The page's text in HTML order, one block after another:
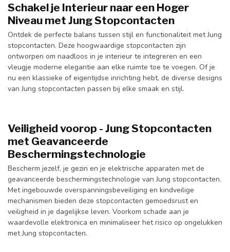
Schakel je Interieur naar een Hoger
Niveau met Jung Stopcontacten
Ontdek de perfecte balans tussen stijl en functionaliteit met Jung
stopcontacten. Deze hoogwaardige stopcontacten zijn
ontworpen om naadloos in je interieur te integreren en een
vleugje moderne elegantie aan elke ruimte toe te voegen. Of je
nu een klassieke of eigentijdse inrichting hebt, de diverse designs
van Jung stopcontacten passen bij elke smaak en stijl.
Veiligheid voorop - Jung Stopcontacten
met Geavanceerde
Beschermingstechnologie
Bescherm jezelf, je gezin en je elektrische apparaten met de
geavanceerde beschermingstechnologie van Jung stopcontacten.
Met ingebouwde overspanningsbeveiliging en kindveilige
mechanismen bieden deze stopcontacten gemoedsrust en
veiligheid in je dagelijkse leven. Voorkom schade aan je
waardevolle elektronica en minimaliseer het risico op ongelukken
met Jung stopcontacten.